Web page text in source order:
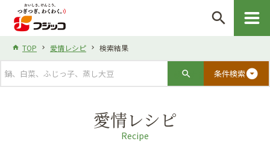
search
TOP 愛情レシピ 検索結果
条件検索arrow_drop_down_circle
愛情レシピ
Recipe